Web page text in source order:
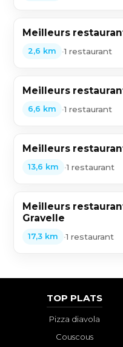
Meilleurs
2,6 km •1 restaurant
Meilleurs
6,6 km •1 restaurant
Meilleurs
13,6 km •1 restaurant
Meilleurs
Gravelle
17,3 km •1 restaurant
TOP PLATS
Pizza diavola
Couscous